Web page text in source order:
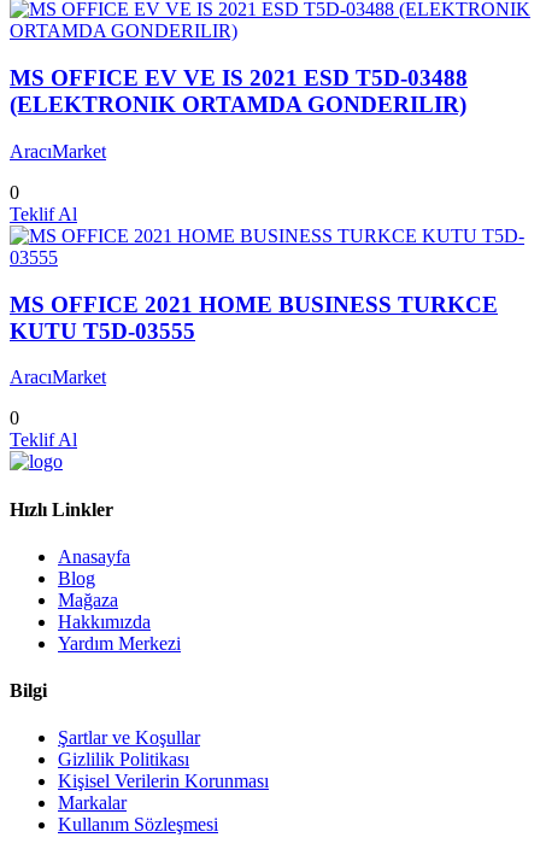
MS OFFICE EV VE IS 2021 ESD T5D-03488
(ELEKTRONIK ORTAMDA GONDERILIR)
AracıMarket
0
Teklif Al
MS OFFICE 2021 HOME BUSINESS TURKCE
KUTU T5D-03555
AracıMarket
0
Teklif Al
Hızlı Linkler
Anasayfa
Blog
Mağaza
Hakkımızda
Yardım Merkezi
Bilgi
Şartlar ve Koşullar
Gizlilik Politikası
Kişisel Verilerin Korunması
Markalar
Kullanım Sözleşmesi